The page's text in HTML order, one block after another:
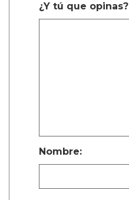
¿Y tú que opinas?
Nombre: